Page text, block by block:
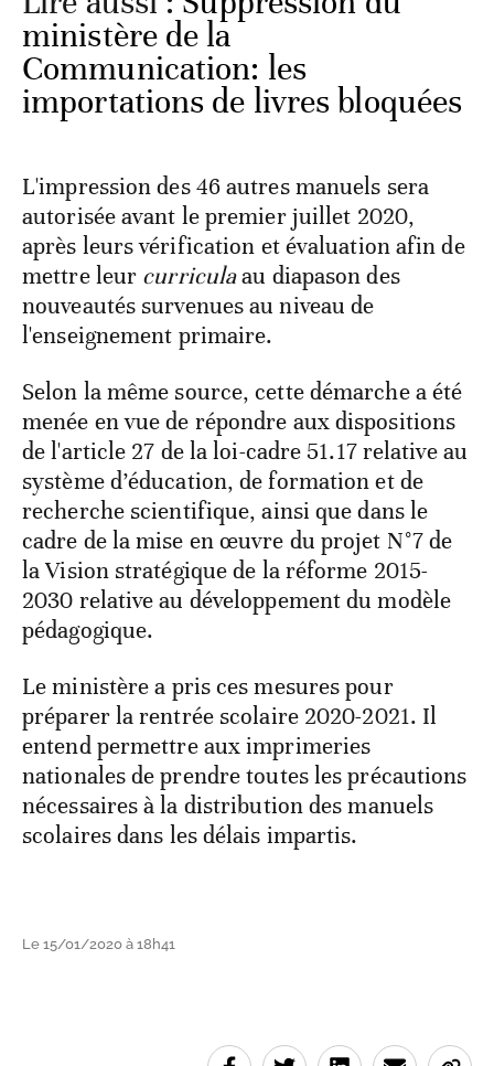
ministère de la
Communication: les
importations de livres bloquées
L'impression des 46 autres manuels sera
autorisée avant le premier juillet 2020,
après leurs vérification et évaluation afin de
mettre leur curriculaau diapason des
nouveautés survenues au niveau de
l'enseignement primaire.
Selon la même source, cette démarche a été
menée en vue de répondre aux dispositions
de l'article 27 de la loi-cadre 51.17 relative au
système d’éducation, de formation et de
recherche scientifique, ainsi que dans le
cadre de la mise en œuvre du projet N°7 de
la Vision stratégique de la réforme 2015-
2030 relative au développement du modèle
pédagogique.
Le ministère a pris ces mesures pour
préparer la rentrée scolaire 2020-2021. Il
entend permettre aux imprimeries
nationales de prendre toutes les précautions
nécessaires à la distribution des manuels
scolaires dans les délais impartis.
Le 15/01/2020 à 18h41